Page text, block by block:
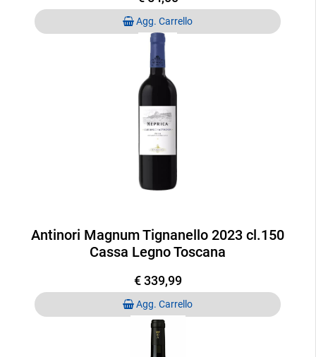
Quantità
Agg. Carrello
Antinori Magnum Tignanello 2023 cl.150
Cassa Legno Toscana
€ 339,99
Quantità
Agg. Carrello